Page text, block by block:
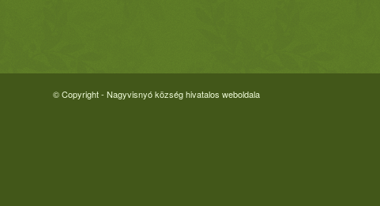
© Copyright - Nagyvisnyó község hivatalos weboldala